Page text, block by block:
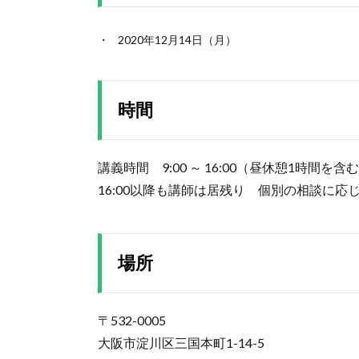
2020年12月14日（月）
時間
講義時間 9:00 ～ 16:00（昼休憩1時間を含む
16:00以降も講師は居残り 個別の相談に応じ
場所
〒532-0005
大阪市淀川区三国本町1-14-5